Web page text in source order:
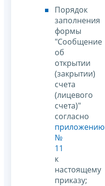
Порядок
заполнения
формы
"Сообщение
об
открытии
(закрытии)
счета
(лицевого
счета)"
согласно
приложению
№
11
к
настоящему
приказу;